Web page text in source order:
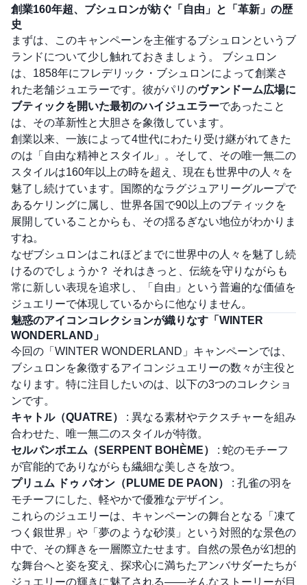
創業160年超、ブシュロンが紡ぐ「自由」と「革新」の歴
史
まずは、このキャンペーンを主催するブシュロンというブ
ランドについて少し触れておきましょう。 ブシュロン
は、1858年にフレデリック・ブシュロンによって創業さ
れた老舗ジュエラーです。彼がパリのヴァンドーム広場に
ブティックを開いた最初のハイジュエラーであったこと
は、その革新性と大胆さを象徴しています。
創業以来、一族によって4世代にわたり受け継がれてきた
のは「自由な精神とスタイル」。そして、その唯一無二の
スタイルは160年以上の時を超え、現在も世界中の人々を
魅了し続けています。国際的なラグジュアリーグループで
あるケリングに属し、世界各国で90以上のブティックを
展開していることからも、その揺るぎない地位がわかりま
すね。
なぜブシュロンはこれほどまでに世界中の人々を魅了し続
けるのでしょうか？ それはきっと、伝統を守りながらも
常に新しい表現を追求し、「自由」という普遍的な価値を
ジュエリーで体現しているからに他なりません。
魅惑のアイコンコレクションが織りなす「WINTER
WONDERLAND」
今回の「WINTER WONDERLAND」キャンペーンでは、
ブシュロンを象徴するアイコンジュエリーの数々が主役と
なります。特に注目したいのは、以下の3つのコレクショ
ンです。
キャトル（QUATRE）
: 異なる素材やテクスチャーを組み
合わせた、唯一無二のスタイルが特徴。
セルパンボエム（SERPENT BOHÈME）
: 蛇のモチーフ
が官能的でありながらも繊細な美しさを放つ。
プリュム ドゥ パオン（PLUME DE PAON）
: 孔雀の羽を
モチーフにした、軽やかで優雅なデザイン。
これらのジュエリーは、キャンペーンの舞台となる「凍て
つく銀世界」や「夢のような砂漠」という対照的な景色の
中で、その輝きを一層際立たせます。自然の景色が幻想的
な舞台へと姿を変え、探求心に満ちたアンバサダーたちが
ジュエリーの輝きに魅了される――そんなストーリーが目